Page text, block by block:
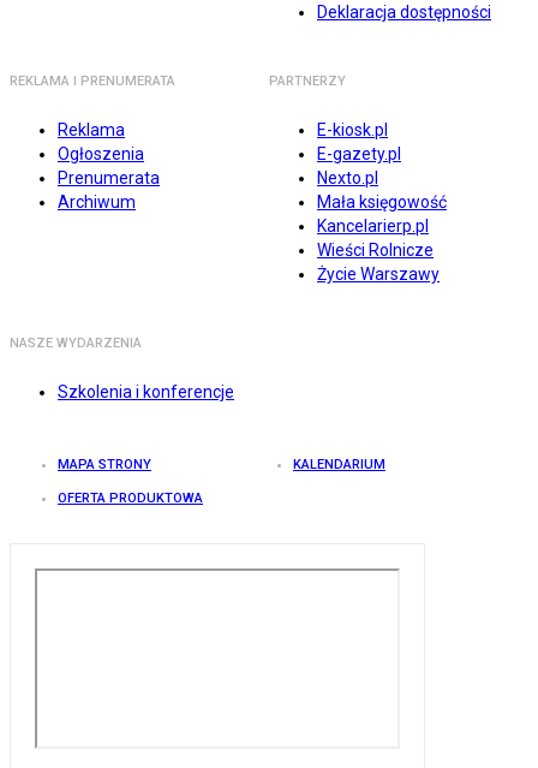
Deklaracja dostępności
REKLAMA I PRENUMERATA
Reklama
Ogłoszenia
Prenumerata
Archiwum
PARTNERZY
E-kiosk.pl
E-gazety.pl
Nexto.pl
Mała księgowość
Kancelarierp.pl
Wieści Rolnicze
Życie Warszawy
NASZE WYDARZENIA
Szkolenia i konferencje
MAPA STRONY KALENDARIUM
OFERTA PRODUKTOWA